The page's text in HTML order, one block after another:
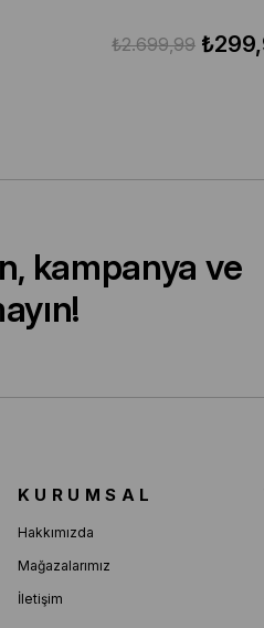
₺2.699,99
kampanya ve
KURUMSAL
Hakkımızda
Mağazalarımız
İletişim